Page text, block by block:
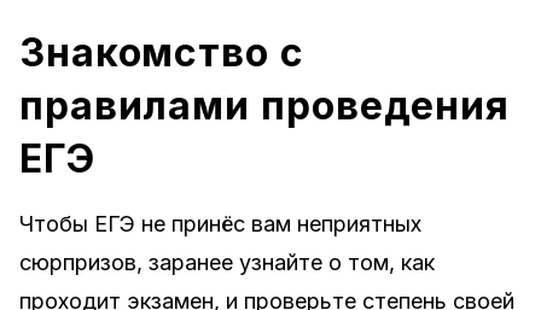
Знакомство с
правилами проведения
ЕГЭ
Чтобы ЕГЭ не принёс вам неприятных
сюрпризов, заранее узнайте о том, как
проходит экзамен, и проверьте степень своей